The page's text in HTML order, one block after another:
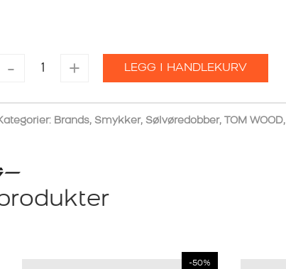
-
TOM
WOOD
CHUNKY
HOOPS
+ LEGG I HANDLEKURV
Brands, Smykker, Sølvøredobber, TOM WOOD,
-50%